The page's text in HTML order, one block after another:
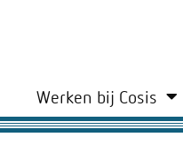
Werken bij Cosis